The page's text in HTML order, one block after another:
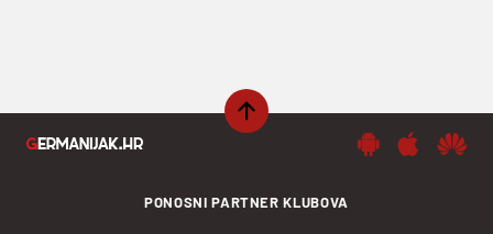
PONOSNI PARTNER KLUBOVA